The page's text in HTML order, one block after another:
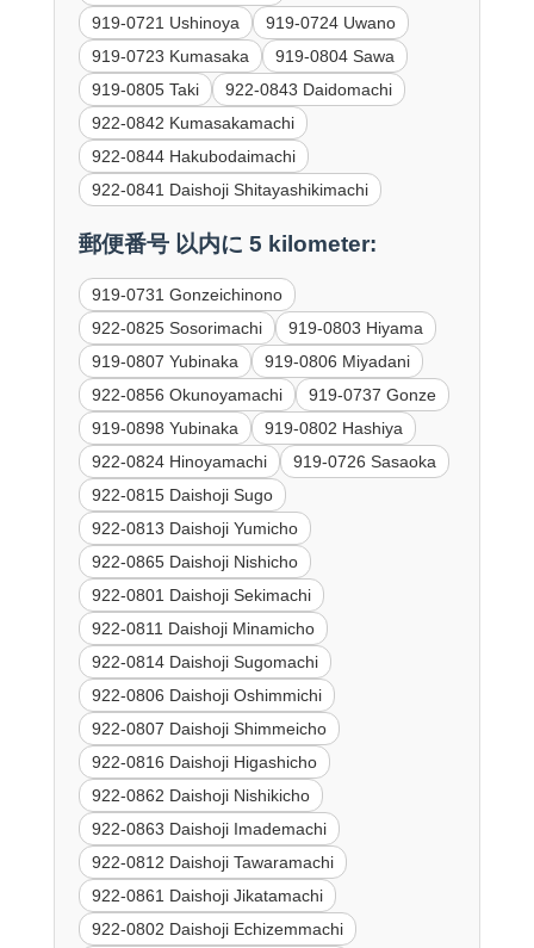
919-0721 Ushinoya
919-0724 Uwano
919-0723 Kumasaka
919-0804 Sawa
919-0805 Taki
922-0843 Daidomachi
922-0842 Kumasakamachi
922-0844 Hakubodaimachi
922-0841 Daishoji Shitayashikimachi
郵便番号 以内に 5 kilometer:
919-0731 Gonzeichinono
922-0825 Sosorimachi
919-0803 Hiyama
919-0807 Yubinaka
919-0806 Miyadani
922-0856 Okunoyamachi
919-0737 Gonze
919-0898 Yubinaka
919-0802 Hashiya
922-0824 Hinoyamachi
919-0726 Sasaoka
922-0815 Daishoji Sugo
922-0813 Daishoji Yumicho
922-0865 Daishoji Nishicho
922-0801 Daishoji Sekimachi
922-0811 Daishoji Minamicho
922-0814 Daishoji Sugomachi
922-0806 Daishoji Oshimmichi
922-0807 Daishoji Shimmeicho
922-0816 Daishoji Higashicho
922-0862 Daishoji Nishikicho
922-0863 Daishoji Imademachi
922-0812 Daishoji Tawaramachi
922-0861 Daishoji Jikatamachi
922-0802 Daishoji Echizemmachi